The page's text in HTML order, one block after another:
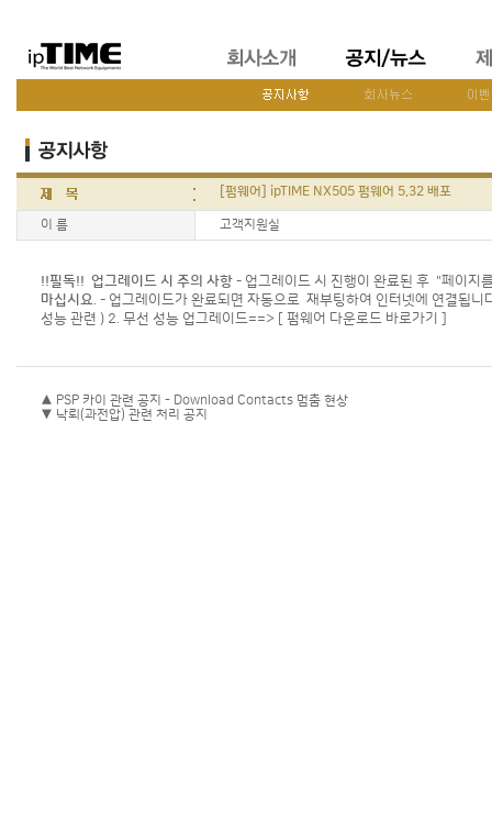
[펌웨어] ipTIME NX505 펌웨어 5.32 배포
이 름 고객지원실
!!필독!! 업그레이드 시 주의 사항 - 업그레이드 시 진행이 완료된 후 "페이지
마십시요. - 업그레이드가 완료되면 자동으로 재부팅하여 인터넷에 연결됩니
성능 관련 ) 2. 무선 성능 업그레이드==>
[ 펌웨어 다운로드 바로가기 ]
▲ PSP 카이 관련 공지 - Download Contacts 멈춤 현상
▼ 낙뢰(과전압) 관련 처리 공지